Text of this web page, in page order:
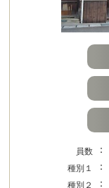
員数 ：
種別１
：
種別２
：